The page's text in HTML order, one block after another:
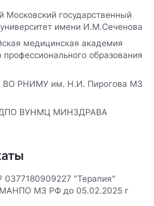
Московский государственный
имени И.М.Сеченова
медицинская академия
профессионального образования
ВО РНИМУ им. Н.И. Пирогова МЗ
ДПО ВУНМЦ МИНЗДРАВА
0377180909227 "Терапия"
МЗ РФ до 05.02.2025 г